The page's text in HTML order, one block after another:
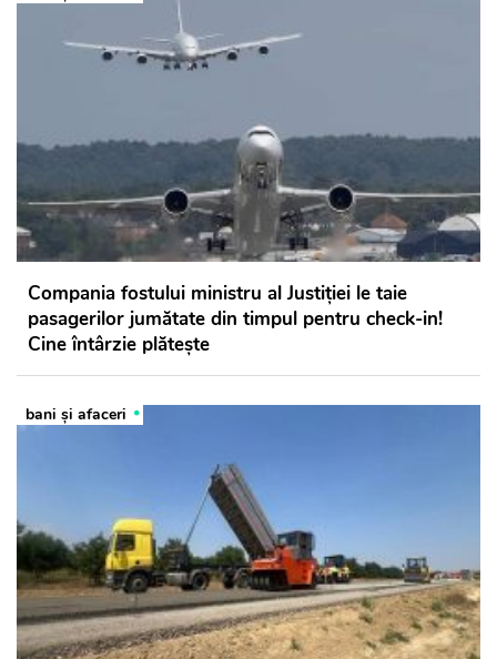
Compania fostului ministru al Justiției le taie
pasagerilor jumătate din timpul pentru check-in!
Cine întârzie plătește
bani și afaceri